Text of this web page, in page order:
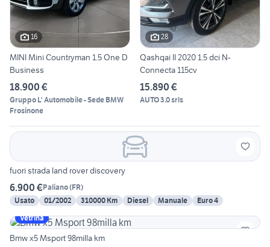
16
MINI Mini Countryman 1.5 One D
Business
18.900 €
Gruppo L' Automobile - Sede BMW
Frosinone
28
Qashqai II 2020 1.5 dci N-
Connecta 115cv
15.890 €
AUTO 3.0 srls
fuori strada land rover discovery
6.900 €Paliano(FR)
Usato
01/2002 310000 Km Diesel Manuale
Euro 4
Vetrina
Bmw x5 Msport 98milla km